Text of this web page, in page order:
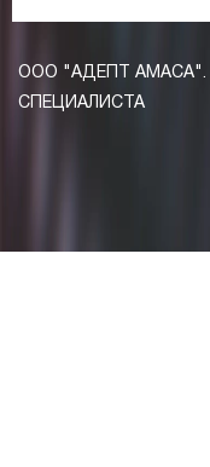
ООО "АДЕПТ
СПЕЦИАЛИСТА